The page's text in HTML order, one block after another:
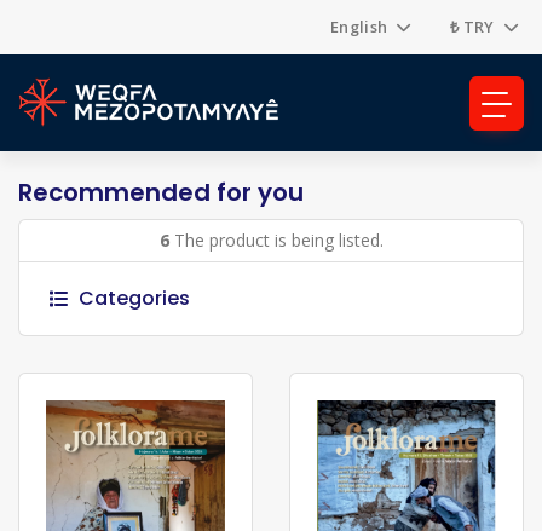
English ₺ TRY
Recommended for you
6The product is being listed.
Categories